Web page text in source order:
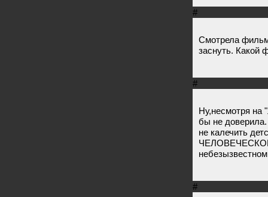
#
Смотрела
заснуть. Какой
#
Ну,несмотря на
бы не
не калечить
ЧЕЛОВЕЧЕСКОЕ
#